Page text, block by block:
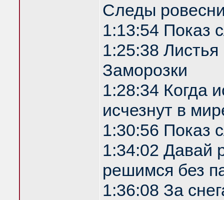
Следы
1:13:54 Показ
1:25:38
Заморозки
1:28:34 Когда
исчезнут в
1:30:56 Показ
1:34:02 Давай
решимся без
1:36:08 За